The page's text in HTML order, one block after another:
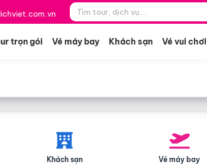
trọn gói Vé máy bay Khách sạn Vé vui chơi
Khách sạn Vé máy bay